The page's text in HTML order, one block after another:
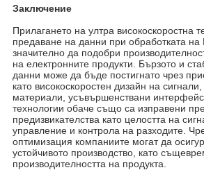
Заключение
Прилагането на ултра високоскоростна
предаване на данни при обработката на
значително да подобри
на електронните продукти. Бързото и
данни може да бъде постигнато чрез
като високоскоростен дизайн на сигнали,
материали, усъвършенствани
технологии обаче също са изправени
предизвикателства като целостта на
управление и контрола на разходите.
оптимизация компаниите могат да
устойчивото производство, като
производителността на продукта.